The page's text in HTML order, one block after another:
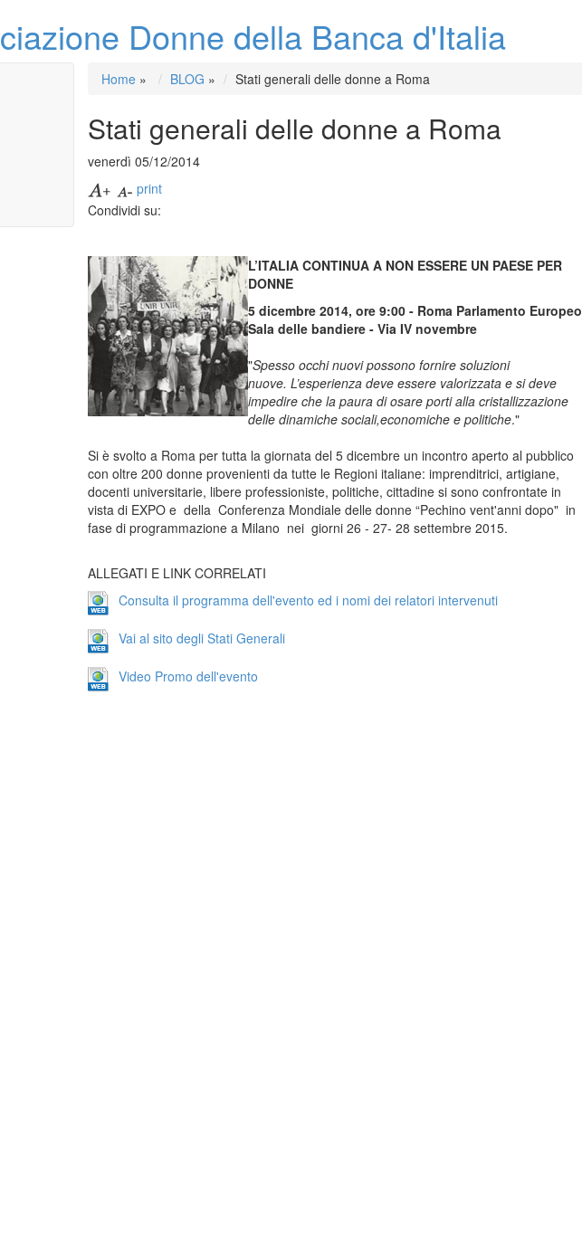
Donne della Banca d'Italia
Home» BLOG » Stati generali delle donne a Roma
Stati generali delle donne a Roma
venerdì 05/12/2014
print
Condividi su:
L’ITALIA CONTINUA A NON ESSERE UN PAESE PER
DONNE
5 dicembre 2014, ore 9:00 - Roma Parlamento Europeo
Sala delle bandiere - Via IV novembre
"Spesso occhi nuovi possono fornire soluzioni
nuove. L’esperienza deve essere valorizzata e si deve
impedire che la paura di osare porti alla cristallizzazione
delle dinamiche sociali,economiche e politiche."
Si è svolto a Roma per tutta la giornata del 5 dicembre un incontro aperto al pubblico
con oltre 200 donne provenienti da tutte le Regioni italiane: imprenditrici, artigiane,
docenti universitarie, libere professioniste, politiche, cittadine si sono confrontate in
vista di EXPO e della Conferenza Mondiale delle donne “Pechino vent'anni dopo" in
fase di programmazione a Milano nei giorni 26 - 27- 28 settembre 2015.
ALLEGATI E LINK CORRELATI
Consulta il programma dell'evento ed i nomi dei relatori intervenuti
Vai al sito degli Stati Generali
Video Promo dell'evento